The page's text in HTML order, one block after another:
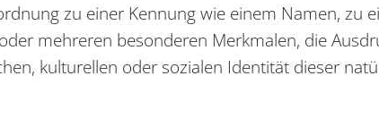
zu einer Kennung wie einem Namen, zu
mehreren besonderen Merkmalen, die
kulturellen oder sozialen Identität dieser